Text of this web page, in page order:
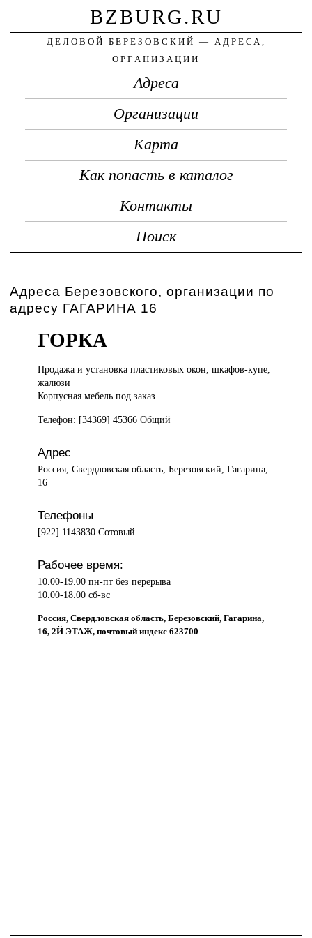
BZBURG.RU
ДЕЛОВОЙ БЕРЕЗОВСКИЙ — АДРЕСА,
ОРГАНИЗАЦИИ
Адреса
Организации
Карта
Как попасть в каталог
Контакты
Поиск
Адреса Березовского, организации по
адресу ГАГАРИНА 16
ГОРКА
Продажа иустановка пластиковых окон, шкафов-купе,
жалюзи
Корпусная мебель под заказ
Телефон: [34369] 45366 Общий
Адрес
Россия, Свердловская область, Березовский, Гагарина,
16
Телефоны
[922] 1143830 Сотовый
Рабочее время:
10.00-19.00 пн-пт без перерыва
10.00-18.00 сб-вс
Россия, Свердловская область, Березовский, Гагарина,
16, 2Й ЭТАЖ, почтовый индекс 623700